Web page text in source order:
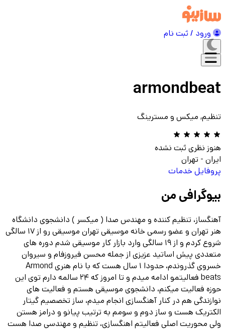
ورود / ثبت نام
armondbeat
تنظیم, میکس و مسترینگ
هنوز نظری ثبت نشده
ایران - تهران
پروفایل خدمات
بیوگرافی من
آهنگساز، تنظیم کننده و مهندس صدا ( میکسر ) دانشجوی دانشگاه
هنر تهران و عضو رسمی خانه موسیقی تهران موسیقی رو از ۱۷ سالگی
شروع کردم و از ۱۹ سالگی وارد بازار کار موسیقی شدم دوره های
متعددی پیش اساتید عزیزی از جمله محسن فیروزفام و سیروان
خسروی گذروندم، حدودا ۱ سال هست که با نام هنری Armond
beats فعالیتمو ادامه میدم و تا امروز که ۲۴ سالمه دارم توی این
حوزه فعالیت میکنم، دانشجوی موسیقی هستم و فعالیت های
نوازندگی هم در کنار آهنگسازی انجام میدم، ساز تخصصیم گیتار
الکتریک هست و ساز دوم و سومم به ترتیب پیانو و درامز هستن
ولی محوریت اصلی فعالیتم اهنگسازی، تنظیم و مهندسی صدا هست